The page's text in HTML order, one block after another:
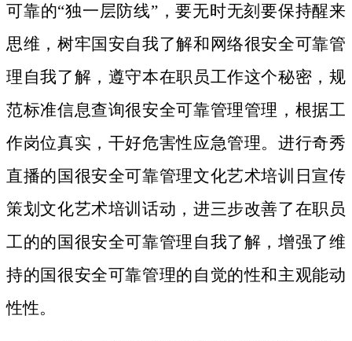
可靠的“独一层防线”，要无时无刻要保持醒来
思维，树牢国安自我了解和网络很安全可靠管
理自我了解，遵守本在职员工作这个秘密，规
范标准信息查询很安全可靠管理管理，根据工
作岗位真实，干好危害性应急管理。进行奇秀
直播的国很安全可靠管理文化艺术培训日宣传
策划文化艺术培训话动，进三步改善了在职员
工的的国很安全可靠管理自我了解，增强了维
持的国很安全可靠管理的自觉的性和主观能动
性性。